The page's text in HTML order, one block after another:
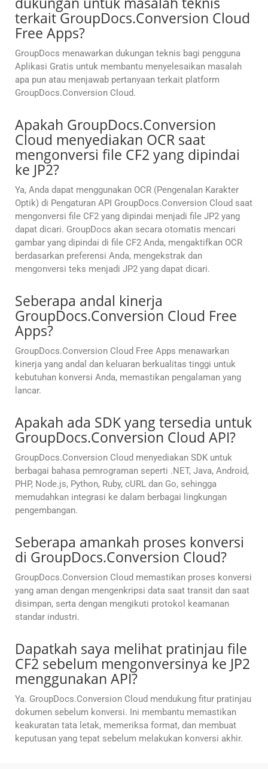
terkait GroupDocs.Conversion Cloud
Free Apps?
GroupDocs menawarkan dukungan teknis bagi pengguna
Aplikasi Gratis untuk membantu menyelesaikan masalah
apa pun atau menjawab pertanyaan terkait platform
GroupDocs.Conversion Cloud.
Apakah GroupDocs.Conversion
Cloud menyediakan OCR saat
mengonversi file CF2 yang dipindai
ke JP2?
Ya, Anda dapat menggunakan OCR (Pengenalan Karakter
Optik) di Pengaturan API GroupDocs.Conversion Cloud saat
mengonversi file CF2 yang dipindai menjadi file JP2 yang
dapat dicari. GroupDocs akan secara otomatis mencari
gambar yang dipindai di file CF2 Anda, mengaktifkan OCR
berdasarkan preferensi Anda, mengekstrak dan
mengonversi teks menjadi JP2 yang dapat dicari.
Seberapa andal kinerja
GroupDocs.Conversion Cloud Free
Apps?
GroupDocs.Conversion Cloud Free Apps menawarkan
kinerja yang andal dan keluaran berkualitas tinggi untuk
kebutuhan konversi Anda, memastikan pengalaman yang
lancar.
Apakah ada SDK yang tersedia untuk
GroupDocs.Conversion Cloud API?
GroupDocs.Conversion Cloud menyediakan SDK untuk
berbagai bahasa pemrograman seperti .NET, Java, Android,
PHP, Node.js, Python, Ruby, cURL dan Go, sehingga
memudahkan integrasi ke dalam berbagai lingkungan
pengembangan.
Seberapa amankah proses konversi
di GroupDocs.Conversion Cloud?
GroupDocs.Conversion Cloud memastikan proses konversi
yang aman dengan mengenkripsi data saat transit dan saat
disimpan, serta dengan mengikuti protokol keamanan
standar industri.
Dapatkah saya melihat pratinjau file
CF2 sebelum mengonversinya ke JP2
menggunakan API?
Ya. GroupDocs.Conversion Cloud mendukung fitur pratinjau
dokumen sebelum konversi. Ini membantu memastikan
keakuratan tata letak, memeriksa format, dan membuat
keputusan yang tepat sebelum melakukan konversi akhir.